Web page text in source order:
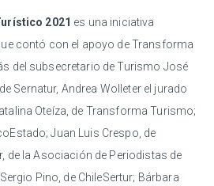
2021 es una iniciativa
contó con el apoyo de Transforma
del subsecretario de Turismo José
Sernatur, Andrea Wolleter el jurado
Oteíza, de Transforma Turismo;
Juan Luis Crespo, de
de la Asociación de Periodistas de
Pino, de ChileSertur; Bárbara